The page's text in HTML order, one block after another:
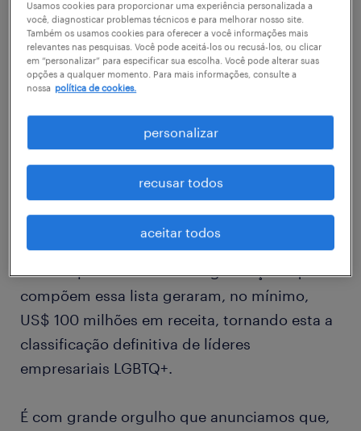
lista de Líderes LGBTQ+ da Fortune é um
marco importante, evidenciando o progresso
que alcançamos – muitos dos líderes listados
viveram em uma época em que relações
criminalizadas – e o caminho que ainda
temos pela frente.
Pela primeira vez, a Fortune classificou os
principais CEOs, presidentes e cofundadores
LGBTQ+ do mundo com base na receita de
suas empresas. Todas as organizações que
compõem essa lista geraram, no mínimo,
US$ 100 milhões em receita, tornando esta a
classificação definitiva de líderes
empresariais LGBTQ+.
É com grande orgulho que anunciamos que,
Usamos cookies para proporcionar uma experiência personalizada a
você, diagnosticar problemas técnicos e para melhorar nosso site.
Também os usamos cookies para oferecer a você informações mais
relevantes nas pesquisas. Você pode aceitá-los ou recusá-los, ou clicar
em “personalizar” para especificar sua escolha. Você pode alterar suas
opções a qualquer momento. Para mais informações, consulte a
nossa política de cookies.
personalizar
recusar todos
aceitar todos